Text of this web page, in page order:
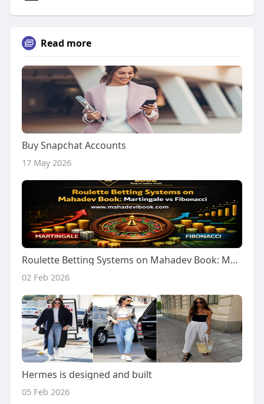
Read more
Buy Snapchat Accounts
17 May 2026
Roulette Betting Systems on Mahadev Book: Martingale vs Fibonacci
02 Feb 2026
Hermes is designed and built
05 Feb 2026